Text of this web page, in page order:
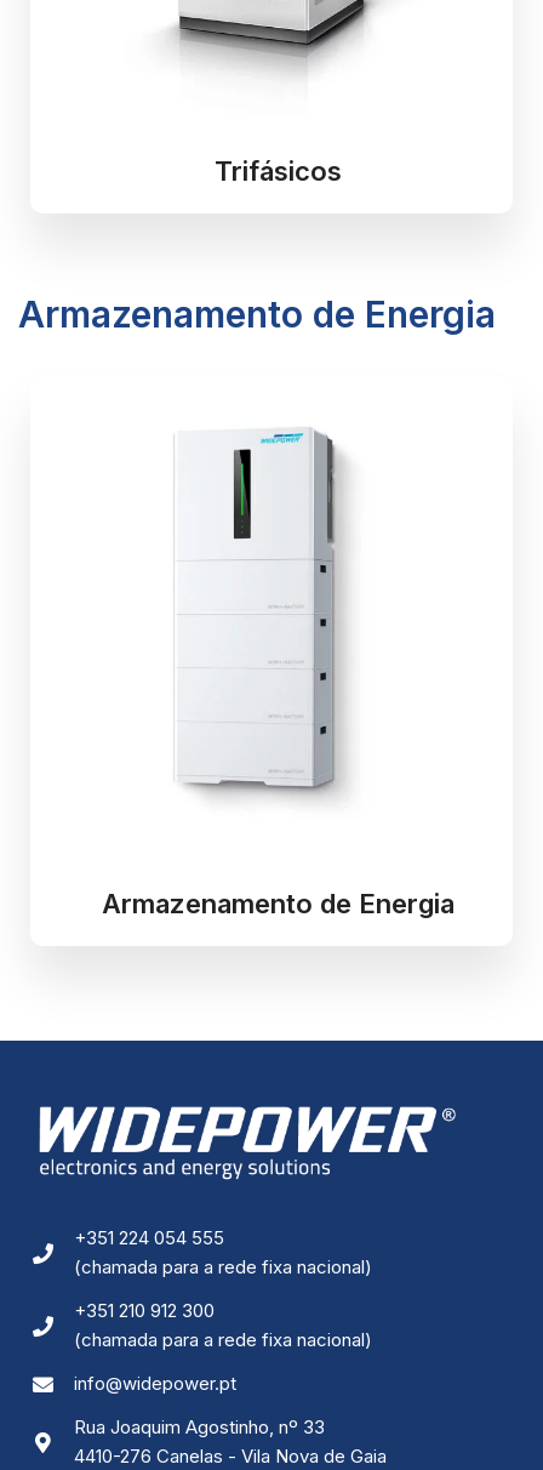
Trifásicos
Armazenamento de Energia
Armazenamento de Energia
+351 224 054 555
(chamada para a rede fixa nacional)
+351 210 912 300
(chamada para a rede fixa nacional)
info@widepower.pt
Rua Joaquim Agostinho, nº 33
4410-276 Canelas - Vila Nova de Gaia